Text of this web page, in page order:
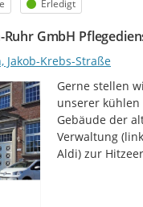
Erledigt
GmbH
Jakob-Krebs-Straße
Gerne stellen
unserer kühlen
Gebäude der
Verwaltung
Aldi) zur